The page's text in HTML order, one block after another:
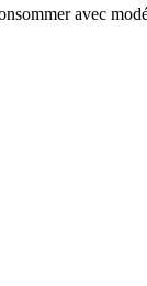
avec